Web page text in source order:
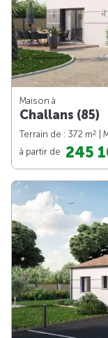
Maison à
Challans (85)
Terrain de : 372 m2 |
à partir de 245